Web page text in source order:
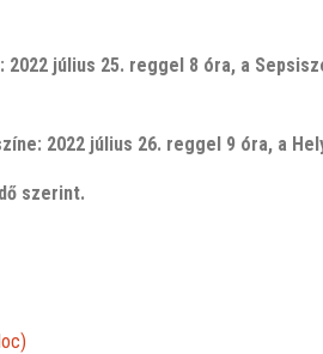
július 25. reggel 8 óra, a
2022 július 26. reggel 9 óra, a
szerint.